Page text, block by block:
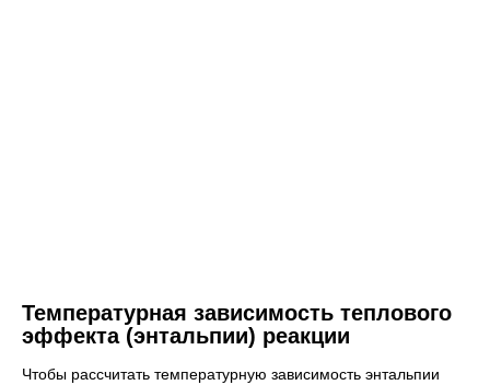
Температурная зависимость теплового
эффекта (энтальпии) реакции
Чтобы рассчитать температурную зависимость энтальпии